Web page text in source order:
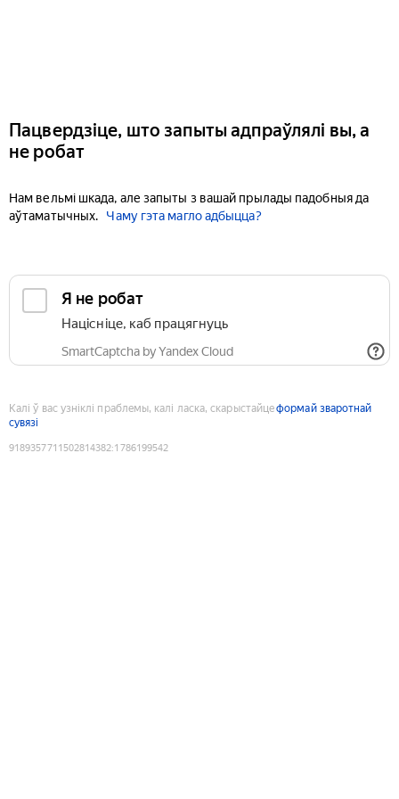
Пацвердзіце, што запыты адпраўлялі вы, а
не робат
Нам вельмі шкада, але запыты з вашай прылады падобныя да
аўтаматычных.
Чаму гэта магло адбыцца?
Я не робат
Націсніце, каб працягнуць
SmartCaptcha by Yandex Cloud
Калі ў вас узніклі праблемы, калі ласка, скарыстайцеформай зваротнай
сувязі
9189357711502814382:1786199542